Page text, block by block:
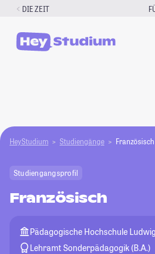
Zum
springen
DIE ZEIT
HeyStudium Studiengänge Französisch
Studiengangsprofil
Französisch
Pädagogische Hochschule
Lehramt Sonderpädagogik (B.A.)